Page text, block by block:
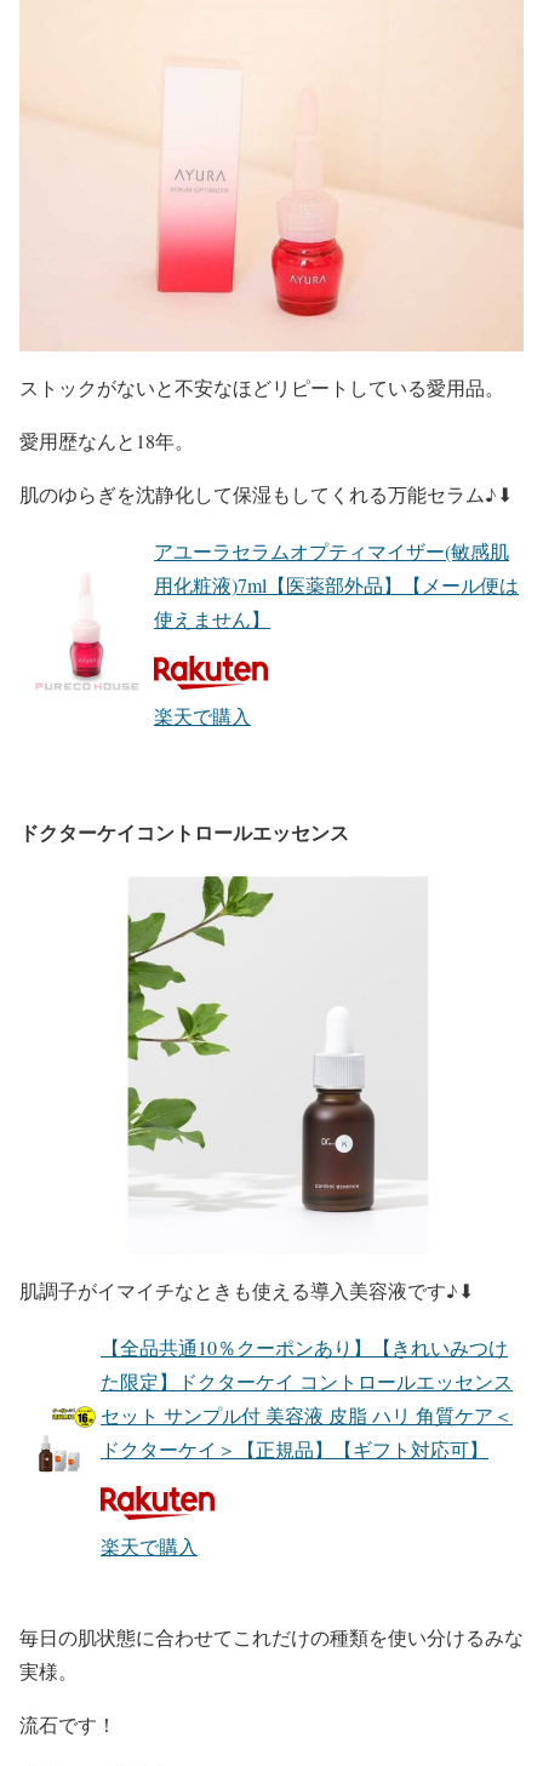
ストックがないと不安なほどリピートしている愛用品。
愛用歴なんと18年。
肌のゆらぎを沈静化して保湿もしてくれる万能セラム♪⬇︎
アユーラセラムオプティマイザー(敏感肌
用化粧液)7ml【医薬部外品】【メール便は
使えません】
楽天で購入
ドクターケイコントロールエッセンス
肌調子がイマイチなときも使える導入美容液です♪⬇︎
【全品共通10％クーポンあり】【きれいみつけ
た限定】ドクターケイ コントロールエッセンス
セット サンプル付 美容液 皮脂 ハリ 角質ケア＜
ドクターケイ＞【正規品】【ギフト対応可】
楽天で購入
毎日の肌状態に合わせてこれだけの種類を使い分けるみな
実様。
流石です！